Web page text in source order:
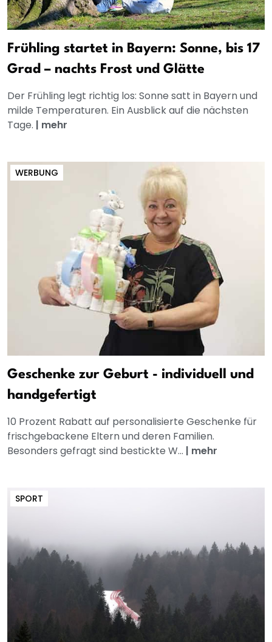
Frühling startet in Bayern: Sonne, bis 17
Grad – nachts Frost und Glätte
Der Frühling legt richtig los: Sonne satt in Bayern und
milde Temperaturen. Ein Ausblick auf die nächsten
Tage. | mehr
WERBUNG
Geschenke zur Geburt - individuell und
handgefertigt
10 Prozent Rabatt auf personalisierte Geschenke für
frischgebackene Eltern und deren Familien.
Besonders gefragt sind bestickte W... | mehr
SPORT